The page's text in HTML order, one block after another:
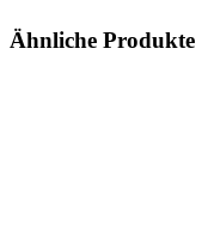
Ähnliche Produkte